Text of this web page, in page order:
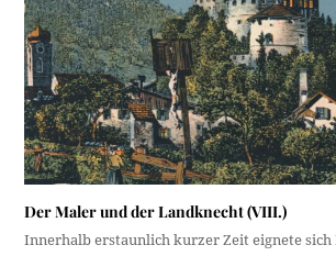
Der Maler und der Landknecht (VIII.)
Innerhalb erstaunlich kurzer Zeit eignete sich